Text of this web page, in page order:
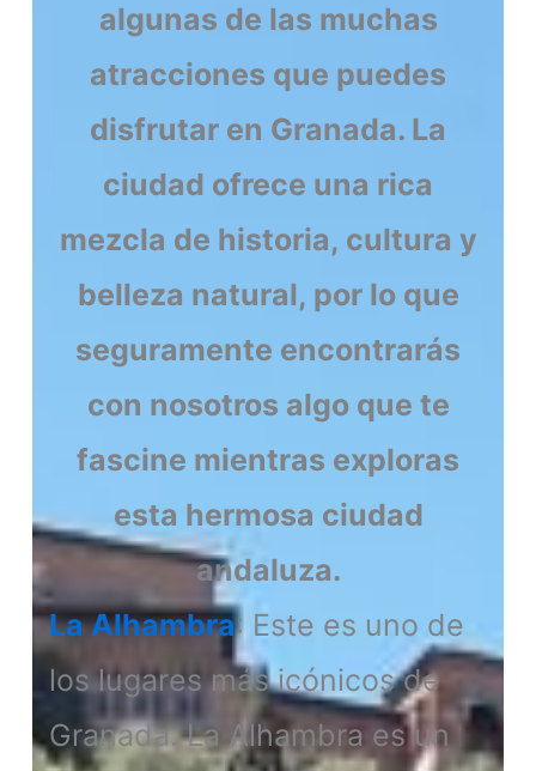
algunas de las muchas
atracciones que puedes
disfrutar en Granada. La
ciudad ofrece una rica
mezcla de historia, cultura y
belleza natural, por lo que
seguramente encontrarás
con nosotros algo que te
fascine mientras exploras
esta hermosa ciudad
andaluza.
La Alhambra: Este es uno de
los lugares más icónicos de
Granada. La Alhambra es un